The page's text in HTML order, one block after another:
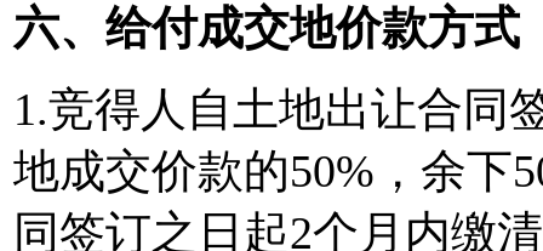
六、给付成交地价款方式
1.竞得人自土地出让合同
地成交价款的50%，余下
同签订之日起2个月内缴